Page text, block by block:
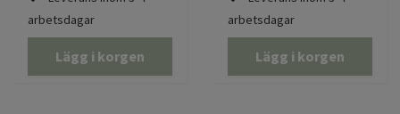
arbetsdagar
Lägg i korgen
arbetsdagar
Lägg i korgen